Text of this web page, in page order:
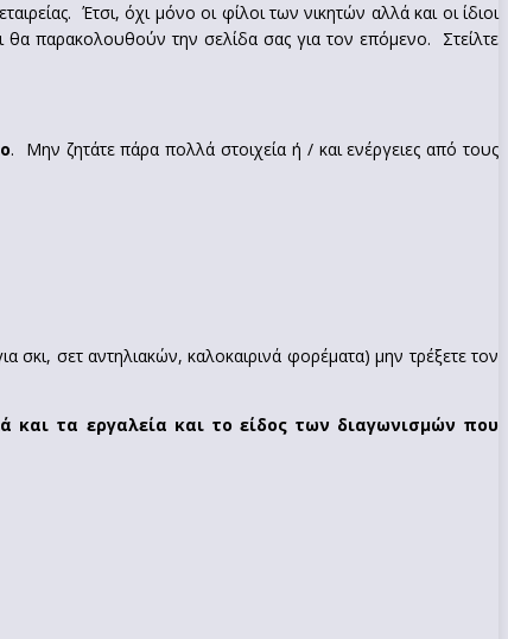
Έτσι, όχι μόνο οι φίλοι των νικητών αλλά και οι ίδιοι
παρακολουθούν την σελίδα σας για τον επόμενο. Στείλτε
. Μην ζητάτε πάρα πολλά στοιχεία ή / και ενέργειες από τους
σκι, σετ αντηλιακών, καλοκαιρινά φορέματα) μην τρέξετε τον
και τα εργαλεία και το είδος των διαγωνισμών που